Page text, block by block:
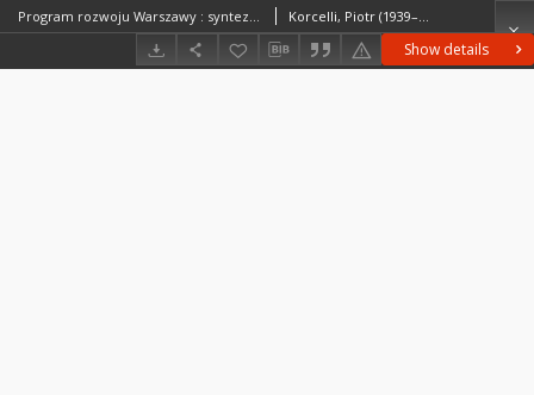
Show details
Program rozwoju Warszawy : synteza = A development programme for Warsaw Korcelli, Piotr (1939– )Gawryszewski, Andrzej (1939– )Iwanicka-Lyrowa, ElżbietaMuzioł-Węcławowicz, AlinaPotrykowska, AlinaPotrykowski, MarekRykiel, Zbigniew (1949– )